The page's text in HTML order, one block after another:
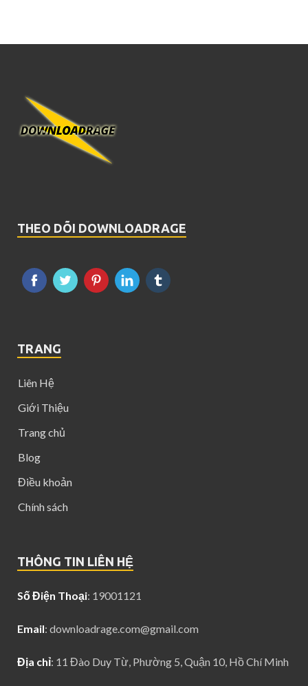
THEO DÕI DOWNLOADRAGE
TRANG
Liên Hệ
Giới Thiệu
Trang chủ
Blog
Điều khoản
Chính sách
THÔNG TIN LIÊN HỆ
Số Điện Thoại: 19001121
Email: downloadrage.com@gmail.com
Địa chỉ: 11 Đào Duy Từ, Phường 5, Quận 10, Hồ Chí Minh